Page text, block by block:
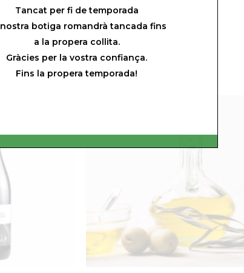
Tancat per fi de temporada
botiga romandrà tancada fins
a la propera collita.
Gràcies per la vostra confiança.
Fins la propera temporada!